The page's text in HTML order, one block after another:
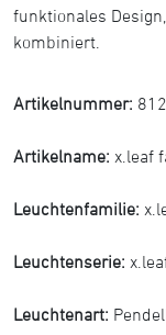
funktionales
kombiniert.
Artikelnummer:
Artikelname: x.leaf
Leuchtenfamilie:
Leuchtenserie:
Leuchtenart: